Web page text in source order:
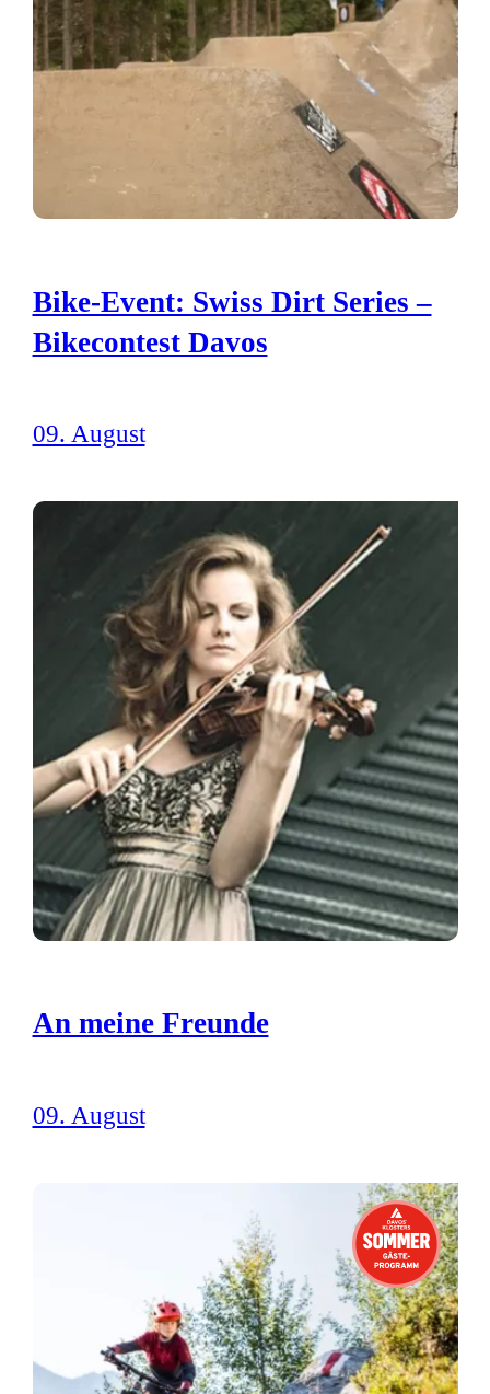
Bike-Event: Swiss Dirt Series –
Bikecontest Davos
09. August
An meine Freunde
09. August